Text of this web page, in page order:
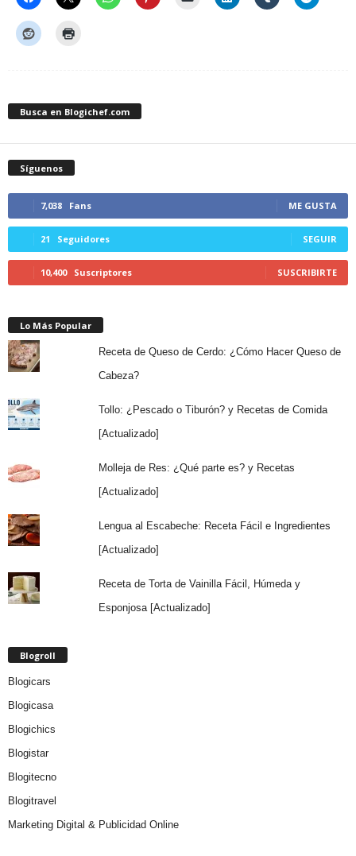
Busca en Blogichef.com
Síguenos
7,038 Fans ME GUSTA
21 Seguidores SEGUIR
10,400 Suscriptores SUSCRIBIRTE
Lo Más Popular
Receta de Queso de Cerdo: ¿Cómo Hacer Queso de
Cabeza?
Tollo: ¿Pescado o Tiburón? y Recetas de Comida
[Actualizado]
Molleja de Res: ¿Qué parte es? y Recetas
[Actualizado]
Lengua al Escabeche: Receta Fácil e Ingredientes
[Actualizado]
Receta de Torta de Vainilla Fácil, Húmeda y
Esponjosa [Actualizado]
Blogroll
Blogicars
Blogicasa
Blogichics
Blogistar
Blogitecno
Blogitravel
Marketing Digital & Publicidad Online